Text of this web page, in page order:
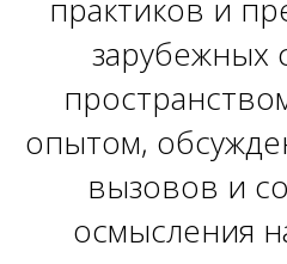
практиков и
зарубежных
опытом,
вызовов и
осмысления